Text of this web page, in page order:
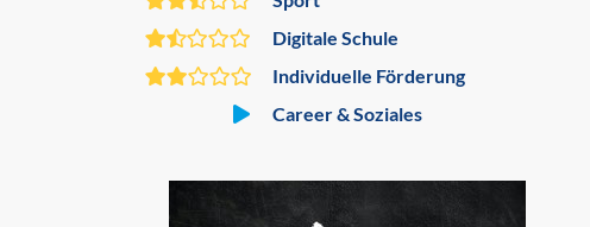
Digitale Schule
Individuelle Förderung
Career & Soziales